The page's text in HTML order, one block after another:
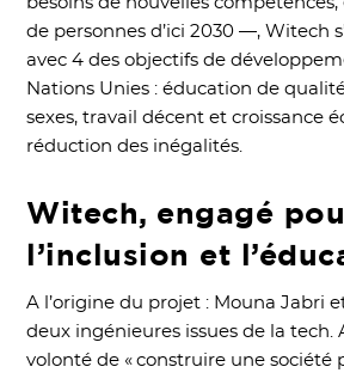
de personnes d’ici 2030 —, Witech
avec 4 des objectifs de
Nations Unies : éducation de
sexes, travail décent et croissance
réduction des inégalités.
Witech, engagé
l’inclusion et
A l’origine du projet : Mouna Jabri
deux ingénieures issues de la tech.
volonté de « construire une société